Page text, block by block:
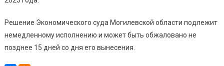
Решение Экономического суда Могилевской области подлежит
немедленному исполнению и может быть обжаловано не
позднее 15 дней со дня его вынесения.